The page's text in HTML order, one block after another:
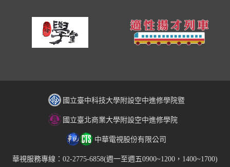
國立臺中科技大學附設空中進修學院暨
國立臺北商業大學附設空中進修學院
中華電視股份有限公司
華視服務專線：02-2775-6858(週一至週五0900~1200，1400~1700)